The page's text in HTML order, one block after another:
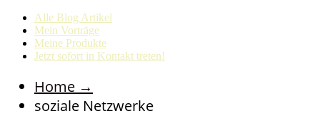
Alle Blog Artikel
Mein Vorträge
Meine Produkte
Jetzt sofort in Kontakt treten!
Home →
soziale Netzwerke